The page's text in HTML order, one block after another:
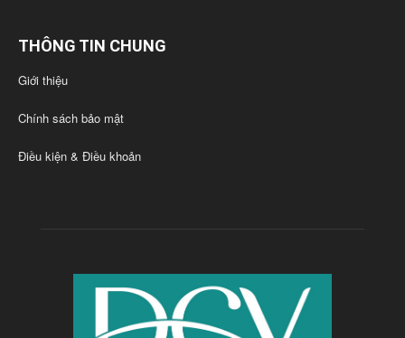
THÔNG TIN CHUNG
Giới thiệu
Chính sách bảo mật
Điều kiện & Điều khoản